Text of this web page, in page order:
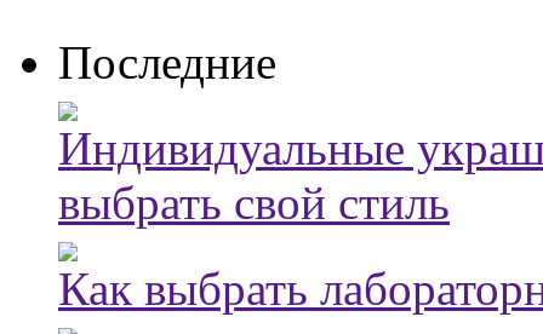
Последние
Индивидуальные
выбрать свой стиль
Как выбрать